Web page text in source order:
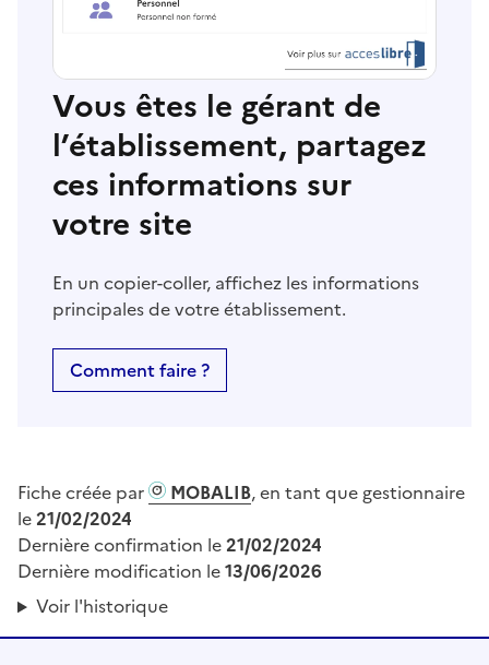
Vous êtes le gérant de
l’établissement, partagez
ces informations sur
votre site
En un copier-coller, affichez les informations
principales de votre établissement.
Comment faire ?
Fiche créée par MOBALIB, en tant que gestionnaire
le21/02/2024
Dernière confirmation le21/02/2024
Dernière modification le13/06/2026
Voir l'historique